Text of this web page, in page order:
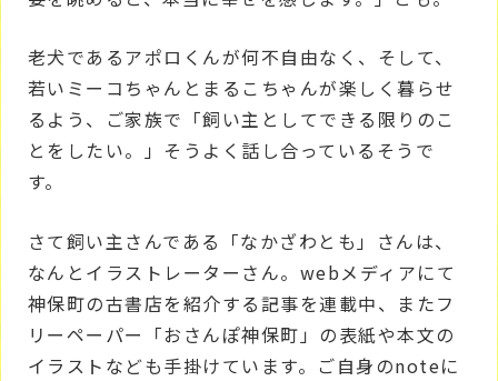
老犬であるアポロくんが何不自由なく、そして、
若いミーコちゃんとまるこちゃんが楽しく暮らせ
るよう、ご家族で「飼い主としてできる限りのこ
とをしたい。」そうよく話し合っているそうで
す。
さて飼い主さんである「なかざわとも」さんは、
なんとイラストレーターさん。webメディアにて
神保町の古書店を紹介する記事を連載中、またフ
リーペーパー「おさんぽ神保町」の表紙や本文の
イラストなども手掛けています。ご自身のnoteに